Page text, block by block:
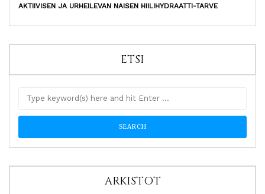
AKTIIVISEN JA URHEILEVAN NAISEN HIILIHYDRAATTI-TARVE
ETSI
ARKISTOT